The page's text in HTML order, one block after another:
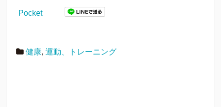
Pocket
健康, 運動、トレーニング